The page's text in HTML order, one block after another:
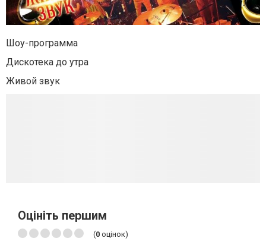
Шоу-программа
Дискотека до утра
Живой звук
Оцініть першим
(0 оцінок)